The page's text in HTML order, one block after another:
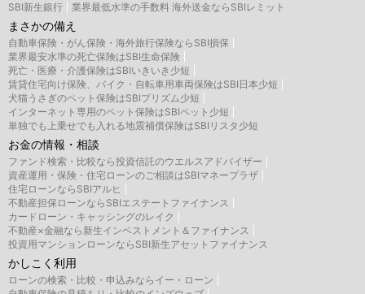
SBI新生銀行 業界最低水準の手数料 海外送金ならSBIレミット
まさかの備え
自動車保険・がん保険・海外旅行保険ならSBI損保
業界最安水準の死亡保険はSBI生命保険
死亡・医療・介護保険はSBIいきいき少短
賃貸住宅向け保険、バイク・自転車用車両保険はSBI日本少短
犬猫うさぎのペット保険はSBIプリズム少短
インターネット専用のペット保険はSBIペット少短
単独でも上乗せでも入れる地震補償保険はSBIリスタ少短
お金の情報・相談
ファンド検索・比較なら投資信託のウエルスアドバイザー
資産運用・保険・住宅ローンのご相談はSBIマネープラザ
住宅ローンならSBIアルヒ
不動産担保ローンならSBIエステートファイナンス
カードローン・キャッシングのレイク
不動産×金融なら新生インベストメント＆ファイナンス
投資用マンションローンならSBI新生アセットファイナンス
かしこく利用
ローンの検索・比較・申込みならイー・ローン